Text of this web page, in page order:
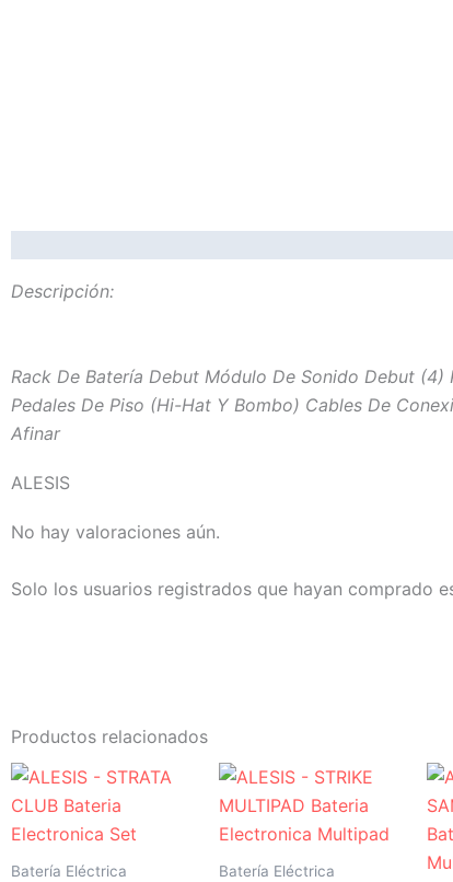
Descripción:
Rack De Batería Debut Módulo De Sonido Debut (4)
Pedales De Piso (Hi-Hat Y Bombo) Cables De
Afinar
ALESIS
No hay valoraciones aún.
Solo los usuarios registrados que hayan comprado
Productos relacionados
Batería Eléctrica Batería Eléctrica